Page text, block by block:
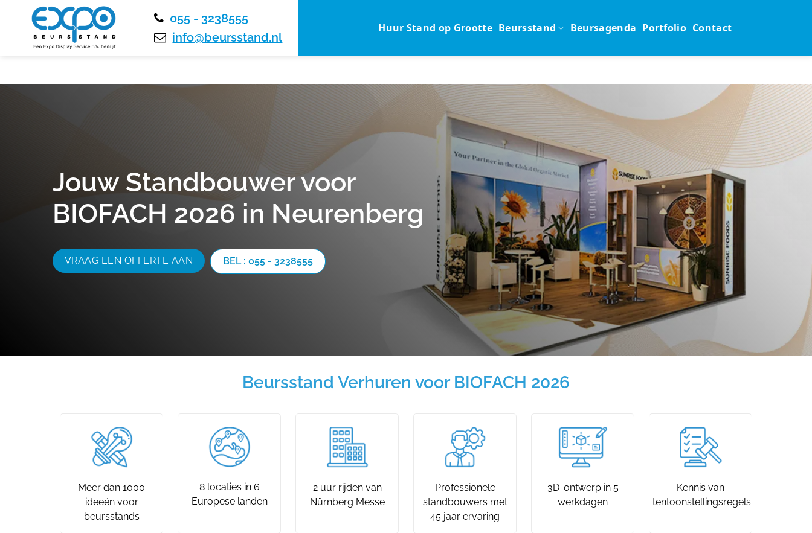
055 - 3238555
info@beursstand.nl
Huur Stand op Grootte Beursstand Beursagenda Portfolio Contact
Jouw Standbouwer voor
BIOFACH 2026 in Neurenberg
VRAAG EEN OFFERTE AAN BEL : 055 - 3238555
Beursstand Verhuren voor BIOFACH 2026
Meer dan 1000
ideeën voor
beursstands
8 locaties in 6
Europese landen
2 uur rijden van
Nürnberg Messe
Professionele
standbouwers met
45 jaar ervaring
3D-ontwerp in 5
werkdagen
Kennis van
tentoonstellingsregels